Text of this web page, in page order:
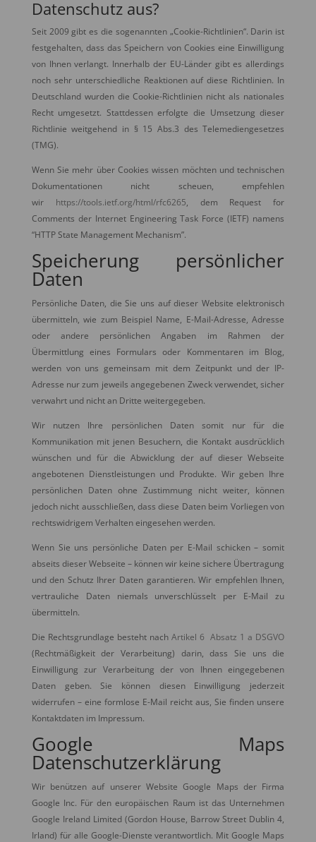
Datenschutz aus?
Seit 2009 gibt es die sogenannten „Cookie-Richtlinien“. Darin ist
festgehalten, dass das Speichern von Cookies eine Einwilligung
von Ihnen verlangt. Innerhalb der EU-Länder gibt es allerdings
noch sehr unterschiedliche Reaktionen auf diese Richtlinien. In
Deutschland wurden die Cookie-Richtlinien nicht als nationales
Recht umgesetzt. Stattdessen erfolgte die Umsetzung dieser
Richtlinie weitgehend in § 15 Abs.3 des Telemediengesetzes
(TMG).
Wenn Sie mehr über Cookies wissen möchten und technischen
Dokumentationen nicht scheuen, empfehlen
wir https://tools.ietf.org/html/rfc6265, dem Request for
Comments der Internet Engineering Task Force (IETF) namens
“HTTP State Management Mechanism”.
Speicherung persönlicher
Daten
Persönliche Daten, die Sie uns auf dieser Website elektronisch
übermitteln, wie zum Beispiel Name, E-Mail-Adresse, Adresse
oder andere persönlichen Angaben im Rahmen der
Übermittlung eines Formulars oder Kommentaren im Blog,
werden von uns gemeinsam mit dem Zeitpunkt und der IP-
Adresse nur zum jeweils angegebenen Zweck verwendet, sicher
verwahrt und nicht an Dritte weitergegeben.
Wir nutzen Ihre persönlichen Daten somit nur für die
Kommunikation mit jenen Besuchern, die Kontakt ausdrücklich
wünschen und für die Abwicklung der auf dieser Webseite
angebotenen Dienstleistungen und Produkte. Wir geben Ihre
persönlichen Daten ohne Zustimmung nicht weiter, können
jedoch nicht ausschließen, dass diese Daten beim Vorliegen von
rechtswidrigem Verhalten eingesehen werden.
Wenn Sie uns persönliche Daten per E-Mail schicken – somit
abseits dieser Webseite – können wir keine sichere Übertragung
und den Schutz Ihrer Daten garantieren. Wir empfehlen Ihnen,
vertrauliche Daten niemals unverschlüsselt per E-Mail zu
übermitteln.
Die Rechtsgrundlage besteht nach Artikel 6 Absatz 1 a DSGVO
(Rechtmäßigkeit der Verarbeitung) darin, dass Sie uns die
Einwilligung zur Verarbeitung der von Ihnen eingegebenen
Daten geben. Sie können diesen Einwilligung jederzeit
widerrufen – eine formlose E-Mail reicht aus, Sie finden unsere
Kontaktdaten im Impressum.
Google Maps
Datenschutzerklärung
Wir benützen auf unserer Website Google Maps der Firma
Google Inc. Für den europäischen Raum ist das Unternehmen
Google Ireland Limited (Gordon House, Barrow Street Dublin 4,
Irland) für alle Google-Dienste verantwortlich. Mit Google Maps